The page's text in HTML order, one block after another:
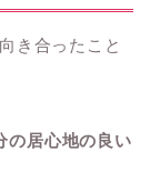
き合ったこと
の居心地の良い